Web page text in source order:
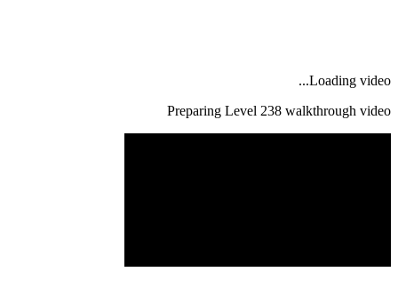
Loading video...
Preparing Level 238 walkthrough video